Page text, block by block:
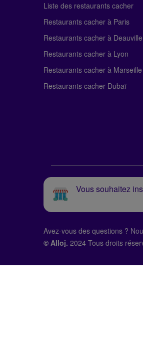
Liste des restaurants cacher
Restaurants cacher à Paris
Restaurants cacher à Deauville
Restaurants cacher à Lyon
Restaurants cacher à Marseille
Restaurants cacher Dubaï
Vous souhaitez
Avez-vous des questions ?
© Alloj. 2024 Tous droits